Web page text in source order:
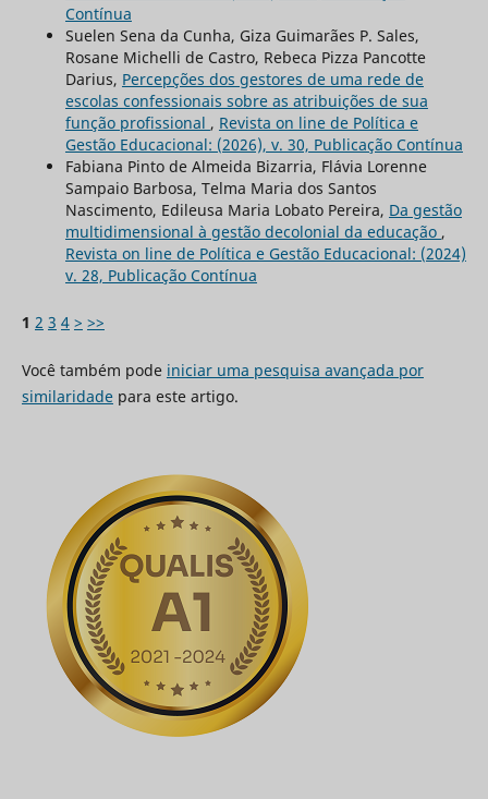
Contínua
Suelen Sena da Cunha, Giza Guimarães P. Sales,
Rosane Michelli de Castro, Rebeca Pizza Pancotte
Darius, Percepções dos gestores de uma rede de
escolas confessionais sobre as atribuições de sua
função profissional , Revista on line de Política e
Gestão Educacional: (2026), v. 30, Publicação Contínua
Fabiana Pinto de Almeida Bizarria, Flávia Lorenne
Sampaio Barbosa, Telma Maria dos Santos
Nascimento, Edileusa Maria Lobato Pereira, Da gestão
multidimensional à gestão decolonial da educação ,
Revista on line de Política e Gestão Educacional: (2024)
v. 28, Publicação Contínua
1 2 3 4 > >>
Você também pode iniciar uma pesquisa avançada por
similaridadepara este artigo.